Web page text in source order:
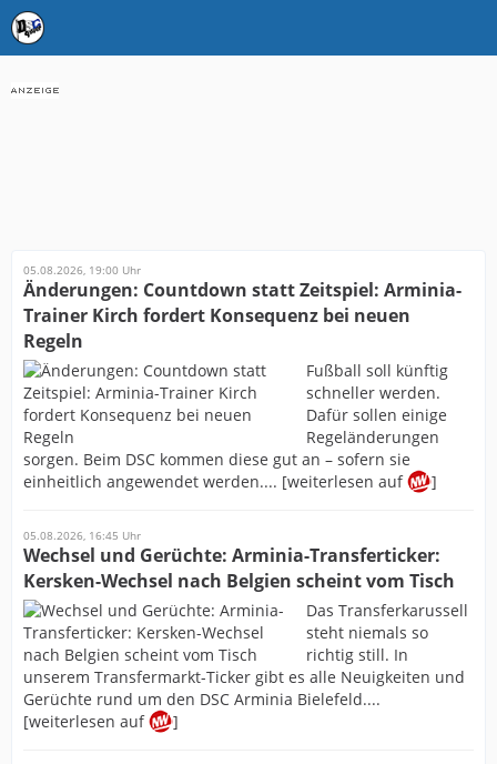
05.08.2026, 19:00 Uhr
Änderungen: Countdown statt Zeitspiel: Arminia-
Trainer Kirch fordert Konsequenz bei neuen
Regeln
Fußball soll künftig
schneller werden.
Dafür sollen einige
Regeländerungen
sorgen. Beim DSC kommen diese gut an – sofern sie
einheitlich angewendet werden.... [weiterlesen auf
]
05.08.2026, 16:45 Uhr
Wechsel und Gerüchte: Arminia-Transferticker:
Kersken-Wechsel nach Belgien scheint vom Tisch
Das Transferkarussell
steht niemals so
richtig still. In
unserem Transfermarkt-Ticker gibt es alle Neuigkeiten und
Gerüchte rund um den DSC Arminia Bielefeld....
[weiterlesen auf
]